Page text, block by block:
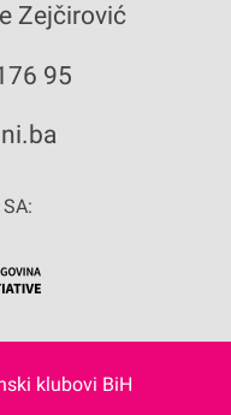
Zejčirović
95
klubovi BiH